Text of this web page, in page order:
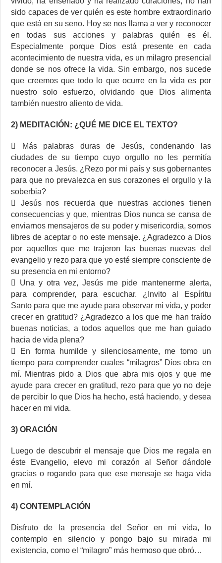
sido capaces de ver quién es este hombre extraordinario
que está en su seno. Hoy se nos llama a ver y reconocer
en todas sus acciones y palabras quién es él.
Especialmente porque Dios está presente en cada
acontecimiento de nuestra vida, es un milagro presencial
donde se nos ofrece la vida. Sin embargo, nos sucede
que creemos que todo lo que ocurre en la vida es por
nuestro solo esfuerzo, olvidando que Dios alimenta
también nuestro aliento de vida.
2) MEDITACIÓN: ¿QUÉ ME DICE EL TEXTO?
 Más palabras duras de Jesús, condenando las
ciudades de su tiempo cuyo orgullo no les permitía
reconocer a Jesús. ¿Rezo por mi país y sus gobernantes
para que no prevalezca en sus corazones el orgullo y la
soberbia?
 Jesús nos recuerda que nuestras acciones tienen
consecuencias y que, mientras Dios nunca se cansa de
enviarnos mensajeros de su poder y misericordia, somos
libres de aceptar o no este mensaje. ¿Agradezco a Dios
por aquellos que me trajeron las buenas nuevas del
evangelio y rezo para que yo esté siempre consciente de
su presencia en mi entorno?
 Una y otra vez, Jesús me pide mantenerme alerta,
para comprender, para escuchar. ¿Invito al Espíritu
Santo para que me ayude para observar mi vida, y poder
crecer en gratitud? ¿Agradezco a los que me han traído
buenas noticias, a todos aquellos que me han guiado
hacia de vida plena?
 En forma humilde y silenciosamente, me tomo un
tiempo para comprender cuales “milagros” Dios obra en
mí. Mientras pido a Dios que abra mis ojos y que me
ayude para crecer en gratitud, rezo para que yo no deje
de percibir lo que Dios ha hecho, está haciendo, y desea
hacer en mi vida.
3) ORACIÓN
Luego de descubrir el mensaje que Dios me regala en
éste Evangelio, elevo mi corazón al Señor dándole
gracias o rogando para que ese mensaje se haga vida
en mí.
4) CONTEMPLACIÓN
Disfruto de la presencia del Señor en mi vida, lo
contemplo en silencio y pongo bajo su mirada mi
existencia, como el “milagro” más hermoso que obró…